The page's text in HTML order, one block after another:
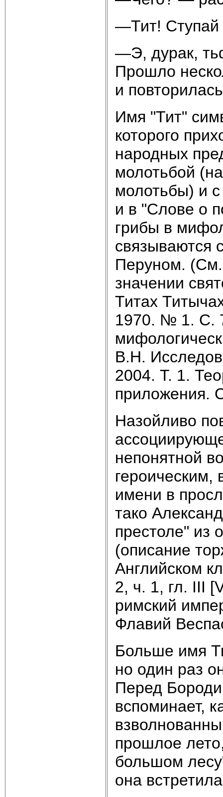
—Тит! Ступай
—Э, дурак,
Прошло
и
Имя "Тит"
которого
народных
молотьбой
молотьбы) и
и в "Слове о
грибы в
связываются
Перуном.
значении
Титах
1970. № 1. С.
В.Н.
2004. Т. 1.
приложения.
Назойливо
непонятной
имени в
тако
престоле" из
(описание
Английском
2, ч. 1, гл. III
римский
Флавий
Больше имя
но один раз
Перед
вспоминает,
прошлое
большом
она